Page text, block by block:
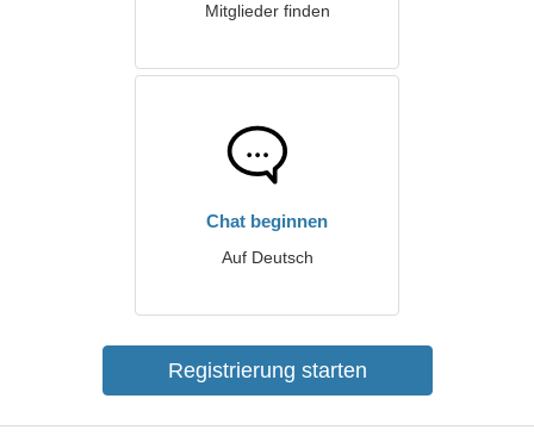
Mitglieder finden
Chat beginnen
Auf Deutsch
Registrierung starten